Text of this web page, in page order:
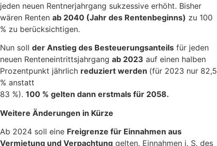
jeden neuen Rentnerjahrgang sukzessive erhöht. Bisher
wären Renten ab 2040 (Jahr des Rentenbeginns) zu 100
% zu berücksichtigen.
Nun soll der Anstieg des Besteuerungsanteils für jeden
neuen Renteneintrittsjahrgang ab 2023 auf einen halben
Prozentpunkt jährlich reduziert werden (für 2023 nur 82,5
% anstatt
83 %). 100 % gelten dann erstmals für 2058.
Weitere Änderungen in Kürze
Ab 2024 soll eine Freigrenze für Einnahmen aus
Vermietung und Verpachtung gelten. Einnahmen i. S. des